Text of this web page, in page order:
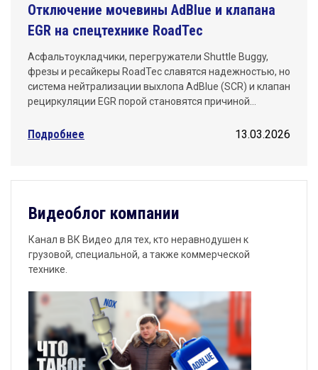
Отключение мочевины AdBlue и клапана
EGR на спецтехнике RoadTec
Асфальтоукладчики, перегружатели Shuttle Buggy,
фрезы и ресайкеры RoadTec славятся надежностью, но
система нейтрализации выхлопа AdBlue (SCR) и клапан
рециркуляции EGR порой становятся причиной…
13.03.2026
Подробнее
Видеоблог компании
Канал в ВК Видео для тех, кто неравнодушен к
грузовой, специальной, а также коммерческой
технике.